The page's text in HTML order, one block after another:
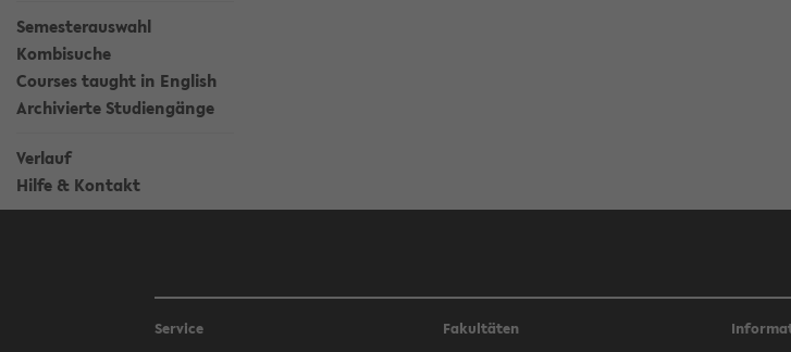
Semesterauswahl
Kombisuche
Courses taught in English
Archivierte Studiengänge
Verlauf
Hilfe & Kontakt
Service
Fakultäten